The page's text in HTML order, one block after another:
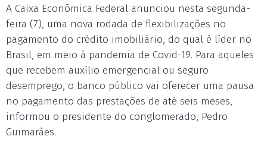
A Caixa Econômica Federal anunciou nesta segunda-
feira (7), uma nova rodada de flexibilizações no
pagamento do crédito imobiliário, do qual é líder no
Brasil, em meio à pandemia de Covid-19. Para aqueles
que recebem auxílio emergencial ou seguro
desemprego, o banco público vai oferecer uma pausa
no pagamento das prestações de até seis meses,
informou o presidente do conglomerado, Pedro
Guimarães.